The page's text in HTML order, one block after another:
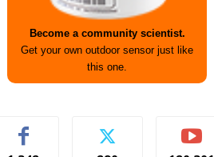
Become a community scientist.
Get your own outdoor sensor just like
this one.